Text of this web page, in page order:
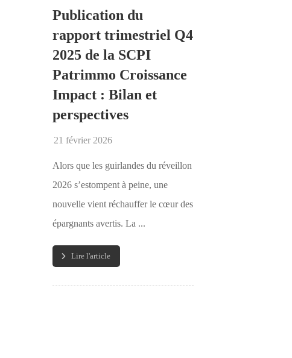
Publication du
rapport trimestriel Q4
2025 de la SCPI
Patrimmo Croissance
Impact : Bilan et
perspectives
21 février 2026
Alors que les guirlandes du réveillon
2026 s’estompent à peine, une
nouvelle vient réchauffer le cœur des
épargnants avertis. La ...
Lire l'article